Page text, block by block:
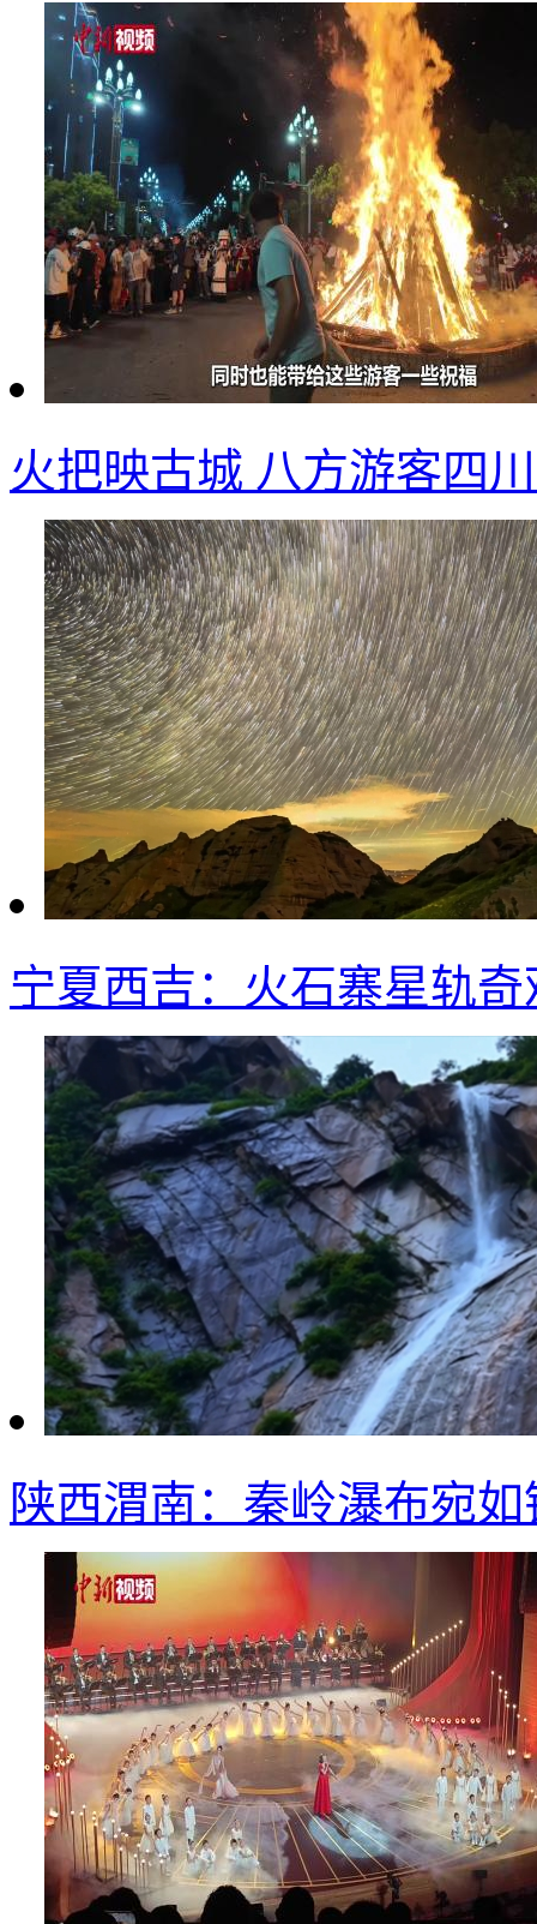
火把映古城 八方游客四
宁夏西吉：火石寨星轨
陕西渭南：秦岭瀑布宛